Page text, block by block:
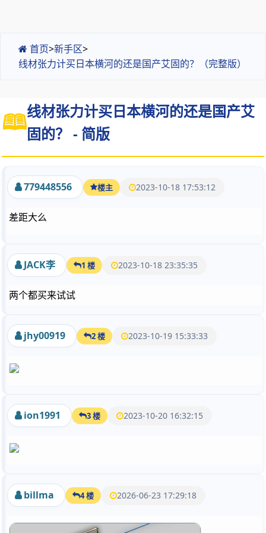
首页>新手区>
线材张力计买日本横河的还是国产艾固的？（完整版）
线材张力计买日本横河的还是国产艾
固的？ - 简版
779448556 楼主 2023-10-18 17:53:12
差距大么
JACK李 1 楼 2023-10-18 23:35:35
两个都买来试试
jhy00919 2 楼 2023-10-19 15:33:33
ion1991 3 楼 2023-10-20 16:32:15
billma 4 楼 2026-06-23 17:29:18